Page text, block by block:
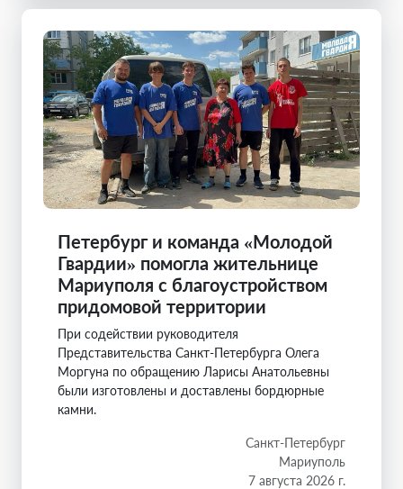
Петербург и команда «Молодой
Гвардии» помогла жительнице
Мариуполя с благоустройством
придомовой территории
При содействии руководителя
Представительства Санкт-Петербурга Олега
Моргуна по обращению Ларисы Анатольевны
были изготовлены и доставлены бордюрные
камни.
Санкт-Петербург
Мариуполь
7 августа 2026 г.